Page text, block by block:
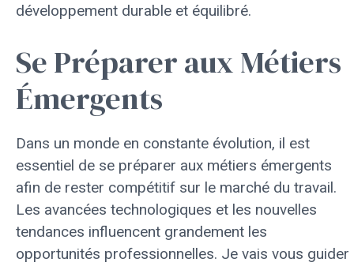
développement durable et équilibré.
Se Préparer aux Métiers
Émergents
Dans un monde en constante évolution, il est
essentiel de se préparer aux métiers émergents
afin de rester compétitif sur le marché du travail.
Les avancées technologiques et les nouvelles
tendances influencent grandement les
opportunités professionnelles. Je vais vous guider